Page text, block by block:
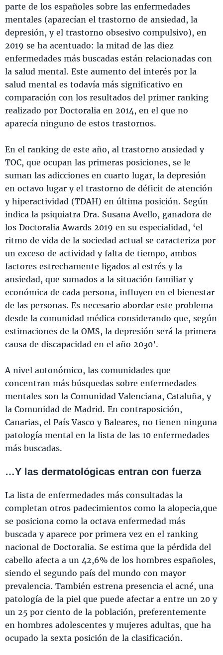
parte de los españoles sobre las enfermedades
mentales (aparecían el trastorno de ansiedad, la
depresión, y el trastorno obsesivo compulsivo), en
2019 se ha acentuado: la mitad de las diez
enfermedades más buscadas están relacionadas con
la salud mental. Este aumento del interés por la
salud mental es todavía más significativo en
comparación con los resultados del primer ranking
realizado por Doctoralia en 2014, en el que no
aparecía ninguno de estos trastornos.
En el ranking de este año, al trastorno ansiedad y
TOC, que ocupan las primeras posiciones, se le
suman las adicciones en cuarto lugar, la depresión
en octavo lugar y el trastorno de déficit de atención
y hiperactividad (TDAH) en última posición. Según
indica la psiquiatra Dra. Susana Avello, ganadora de
los Doctoralia Awards 2019 en su especialidad, ‘el
ritmo de vida de la sociedad actual se caracteriza por
un exceso de actividad y falta de tiempo, ambos
factores estrechamente ligados al estrés y la
ansiedad, que sumados a la situación familiar y
económica de cada persona, influyen en el bienestar
de las personas. Es necesario abordar este problema
desde la comunidad médica considerando que, según
estimaciones de la OMS, la depresión será la primera
causa de discapacidad en el año 2030’.
A nivel autonómico, las comunidades que
concentran más búsquedas sobre enfermedades
mentales son la Comunidad Valenciana, Cataluña, y
la Comunidad de Madrid. En contraposición,
Canarias, el País Vasco y Baleares, no tienen ninguna
patología mental en la lista de las 10 enfermedades
más buscadas.
…Y las dermatológicas entran con fuerza
La lista de enfermedades más consultadas la
completan otros padecimientos como la alopecia,que
se posiciona como la octava enfermedad más
buscada y aparece por primera vez en el ranking
nacional de Doctoralia. Se estima que la pérdida del
cabello afecta a un 42,6% de los hombres españoles,
siendo el segundo país del mundo con mayor
prevalencia. También estrena presencia el acné, una
patología de la piel que puede afectar a entre un 20 y
un 25 por ciento de la población, preferentemente
en hombres adolescentes y mujeres adultas, que ha
ocupado la sexta posición de la clasificación.